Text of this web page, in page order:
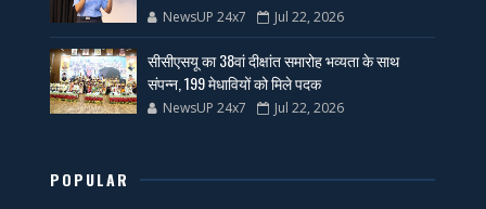
NewsUP 24x7 Jul 22, 2026
सीसीएसयू का 38वां दीक्षांत समारोह भव्यता के साथ
संपन्न, 199 मेधावियों को मिले पदक
NewsUP 24x7 Jul 22, 2026
POPULAR